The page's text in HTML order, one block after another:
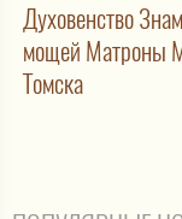
Духовенство
мощей Матроны
Томска